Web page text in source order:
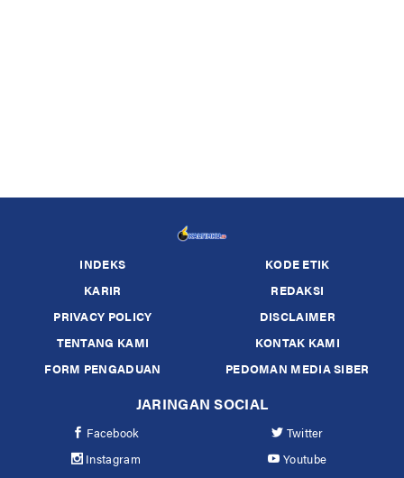
INDEKS
KODE ETIK
KARIR
REDAKSI
PRIVACY POLICY
DISCLAIMER
TENTANG KAMI
KONTAK KAMI
FORM PENGADUAN
PEDOMAN MEDIA SIBER
JARINGAN SOCIAL
Facebook
Twitter
Instagram
Youtube